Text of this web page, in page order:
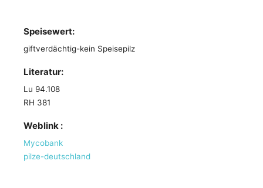
Speisewert:
giftverdächtig-kein Speisepilz
Literatur:
Lu 94.108
RH 381
Weblink :
Mycobank
pilze-deutschland